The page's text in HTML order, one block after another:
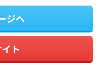
ジへ
ト